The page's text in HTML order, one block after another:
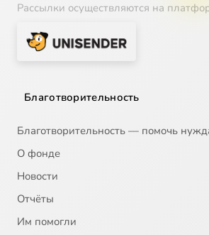
Рассылки осуществляются на
Благотворительность
Благотворительность — помочь
О фонде
Новости
Отчёты
Им помогли